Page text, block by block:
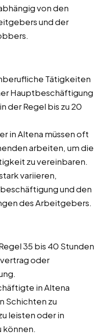
von den
und der
Tätigkeiten
Hauptbeschäftigung
der Regel bis zu 20
in Altena müssen oft
arbeiten, um die
zu vereinbaren.
variieren,
und den
des Arbeitgebers.
35 bis 40 Stunden
oder
in Altena
Schichten zu
leisten oder in
können.